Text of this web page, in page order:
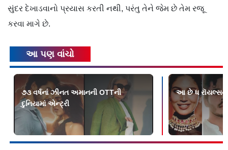
સુંદર દેખાડવાનો પ્રયાસ કરતી નથી, પરંતુ તેને જેમ છે તેમ રજૂ
કરવા માગે છે.
આ પણ વાંચો
૭૩ વર્ષનાં ઝીનત અમાનની OTTની
દુનિયામાં એન્ટ્રી
આ છે ધ રૉયલ્સના